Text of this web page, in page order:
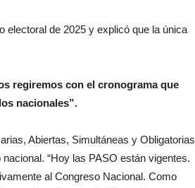
electoral de 2025 y explicó que la única
regiremos con el cronograma que
nacionales”.
Abiertas, Simultáneas y Obligatorias
“Hoy las PASO están vigentes.
al Congreso Nacional. Como